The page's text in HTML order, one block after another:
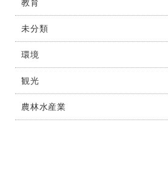
教育
未分類
環境
観光
農林水産業